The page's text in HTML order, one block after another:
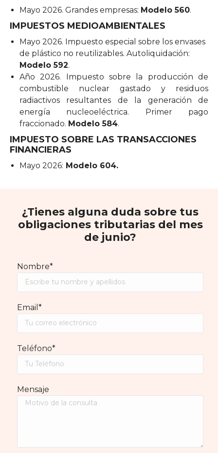
Mayo 2026. Grandes empresas: Modelo 560.
IMPUESTOS MEDIOAMBIENTALES
Mayo 2026. Impuesto especial sobre los envases
de plástico no reutilizables. Autoliquidación:
Modelo 592.
Año 2026. Impuesto sobre la producción de
combustible nuclear gastado y residuos
radiactivos resultantes de la generación de
energía nucleoeléctrica. Primer pago
fraccionado. Modelo 584.
IMPUESTO SOBRE LAS TRANSACCIONES
FINANCIERAS
Mayo 2026: Modelo 604.
¿Tienes alguna duda sobre tus
obligaciones tributarias del mes
de junio?
Nombre*
Email*
Teléfono*
Mensaje